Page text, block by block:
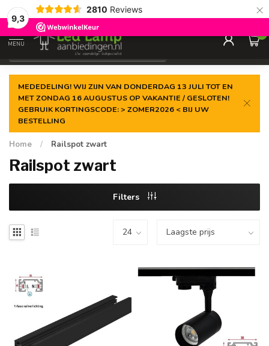
9,3
2810 Reviews ×
Gegarandeerde delaagste prijs
MENU
0
MEDEDELING! WIJ ZIJN VAN DONDERDAG 13 JULI TOT EN
MET ZONDAG 16 AUGUSTUS OP VAKANTIE / GESLOTEN!
GEBRUIK KORTINGSCODE: > ZOMER2026 < BIJ UW
BESTELLING
Home / Railspot zwart
Railspot zwart
Filters